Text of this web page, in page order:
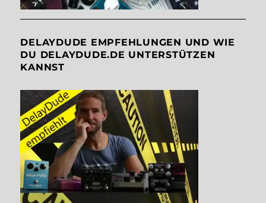
DELAYDUDE EMPFEHLUNGEN UND WIE
DU DELAYDUDE.DE UNTERSTÜTZEN
KANNST